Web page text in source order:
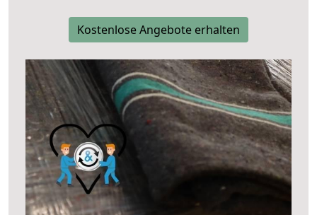
Kostenlose Angebote erhalten